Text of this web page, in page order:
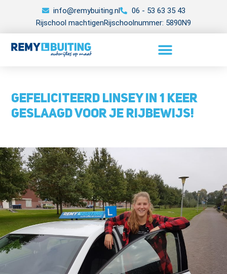
info@remybuiting.nl
06 - 53 63 35 43
Rijschool machtigenRijschoolnummer: 5890N9
Gefeliciteerd Linsey in 1 keer
geslaagd voor je rijbewijs!